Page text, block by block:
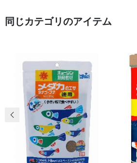
同じカテゴリのアイテム
前の画像